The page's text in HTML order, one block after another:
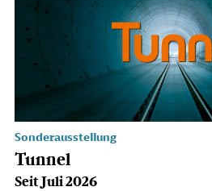
Sonderausstellung
Tunnel
Seit Juli 2026